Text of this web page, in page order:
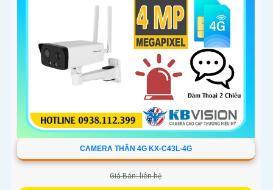
CAMERA THÂN 4G KX-C43L-4G
Giá Bán: liên hệ